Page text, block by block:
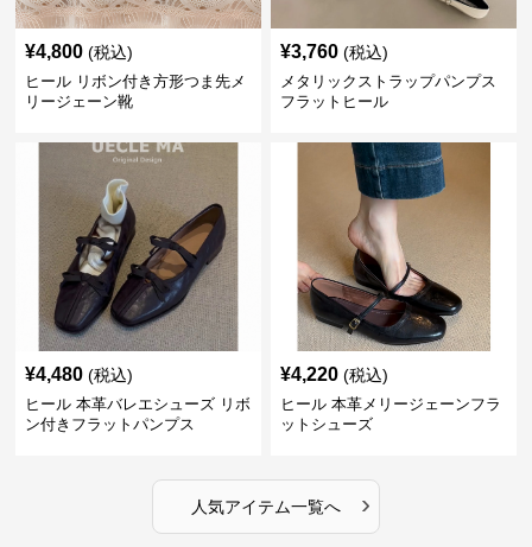
¥4,800 (税込)
ヒール リボン付き方形つま先メ
リージェーン靴
¥3,760 (税込)
メタリックストラップパンプス
フラットヒール
¥4,480 (税込)
ヒール 本革バレエシューズ リボ
ン付きフラットパンプス
¥4,220 (税込)
ヒール 本革メリージェーンフラ
ットシューズ
人気アイテム一覧へ ›